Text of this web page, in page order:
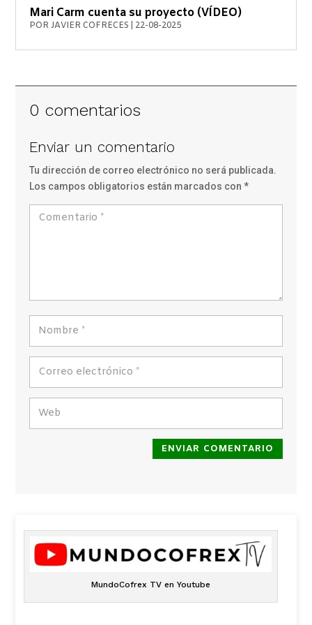
Mari Carm cuenta su proyecto (VÍDEO)
PORJAVIER COFRECES 22-08-2025
0 comentarios
Enviar un comentario
Tu dirección de correo electrónico no será publicada.
Los campos obligatorios están marcados con*
ENVIAR COMENTARIO
MundoCofrex TV en Youtube